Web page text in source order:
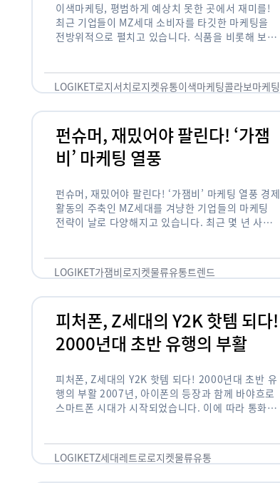
이색마케팅, 평범하게 예상치 못한 곳에서 재미를!
최근 기업들이 MZ세대 소비자를 타깃한 마케팅을
전방위적으로 펼치고 있습니다. 식품을 비롯해 보수
…
LOGIKET로지서치로지켓유통이색마케팅콜라보마케팅
펀슈머, 재밌어야 팔린다! ‘가잼
비’ 마케팅 열풍
펀슈머, 재밌어야 팔린다! ‘가잼비’ 마케팅 열풍 경제
활동의 주축인 MZ세대를 겨냥한 기업들의 마케팅
전략이 날로 다양해지고 있습니다. 최근 몇 년 사이
LOGIKET가잼비로지켓물류유통트렌드
피처폰, Z세대의 Y2K 핫템 되다!
2000년대 초반 유행의 부활
피처폰, Z세대의 Y2K 핫템 되다! 2000년대 초반 유
행의 부활 2007년, 아이폰의 등장과 함께 바야흐로
스마트폰 시대가 시작되었습니다. 이에 따라 통화와
LOGIKETZ세대레트로로지켓물류유통